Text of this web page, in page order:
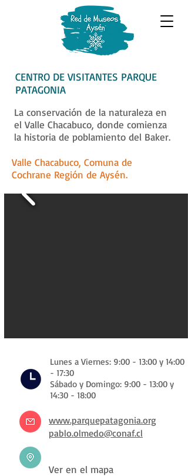
CENTRO DE VISITANTES PARQUE
PATAGONIA
La conservación de la naturaleza en
el Valle Chacabuco, donde comienza
la historia de poblamiento del Baker.
Valle Chacabuco, Comuna de
Cochrane Región de Aysén.
Lunes a Viernes: 9:00 - 13:00 y 14:00
- 17:30
Sábado y Domingo: 9:00 - 13:00 y
14:30 - 18:00
www.parquepatagonia.org
pablo.olmedo@conaf.cl
Ver en el mapa